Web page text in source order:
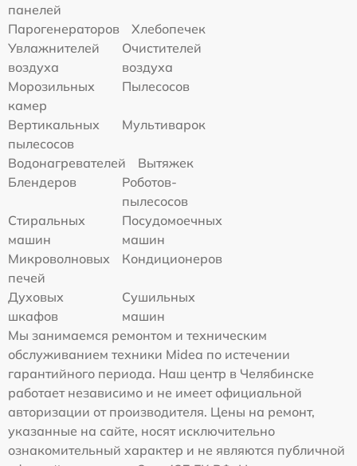
панелей
Парогенераторов
Хлебопечек
Увлажнителей
воздуха
Очистителей
воздуха
Морозильных
камер
Пылесосов
Вертикальных
пылесосов
Мультиварок
Водонагревателей
Вытяжек
Блендеров
Роботов-
пылесосов
Стиральных
машин
Посудомоечных
машин
Микроволновых
печей
Кондиционеров
Духовых
шкафов
Сушильных
машин
Мы занимаемся ремонтом и техническим
обслуживанием техники Midea по истечении
гарантийного периода. Наш центр в Челябинске
работает независимо и не имеет официальной
авторизации от производителя. Цены на ремонт,
указанные на сайте, носят исключительно
ознакомительный характер и не являются публичной